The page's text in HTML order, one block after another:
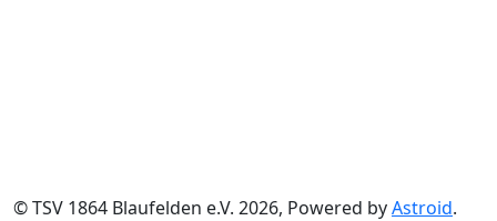
© TSV 1864 Blaufelden e.V. 2026, Powered byAstroid.